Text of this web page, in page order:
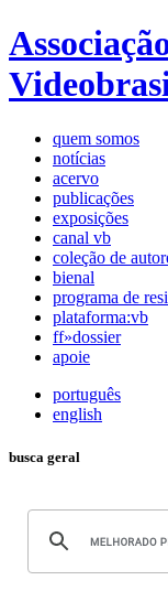
quem somos
notícias
acervo
publicações
exposições
canal vb
coleção de
bienal
programa de
plataforma:vb
ff»dossier
apoie
português
english
busca geral